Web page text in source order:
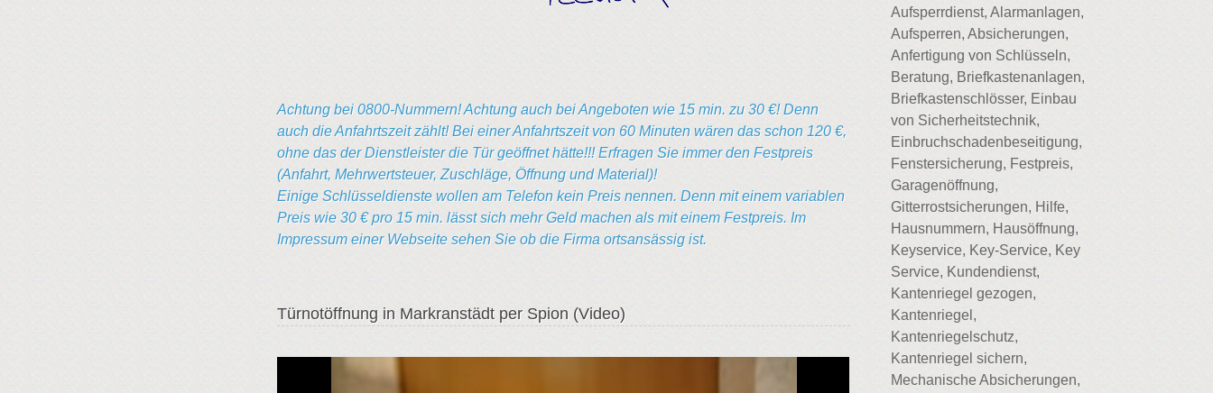
Achtung bei 0800-Nummern! Achtung auch bei Angeboten wie 15 min. zu 30 €! Denn
auch die Anfahrtszeit zählt! Bei einer Anfahrtszeit von 60 Minuten wären das schon 120 €,
ohne das der Dienstleister die Tür geöffnet hätte!!! Erfragen Sie immer den Festpreis
(Anfahrt, Mehrwertsteuer, Zuschläge, Öffnung und Material)!
Einige Schlüsseldienste wollen am Telefon kein Preis nennen. Denn mit einem variablen
Preis wie 30 € pro 15 min. lässt sich mehr Geld machen als mit einem Festpreis. Im
Impressum einer Webseite sehen Sie ob die Firma ortsansässig ist.
Türnotöffnung in Markranstädt per Spion (Video)
Aufsperrdienst, Alarmanlagen,
Aufsperren, Absicherungen,
Anfertigung von Schlüsseln,
Beratung, Briefkastenanlagen,
Briefkastenschlösser, Einbau
von Sicherheitstechnik,
Einbruchschadenbeseitigung,
Fenstersicherung, Festpreis,
Garagenöffnung,
Gitterrostsicherungen, Hilfe,
Hausnummern, Hausöffnung,
Keyservice, Key-Service, Key
Service, Kundendienst,
Kantenriegel gezogen,
Kantenriegel,
Kantenriegelschutz,
Kantenriegel sichern,
Mechanische Absicherungen,